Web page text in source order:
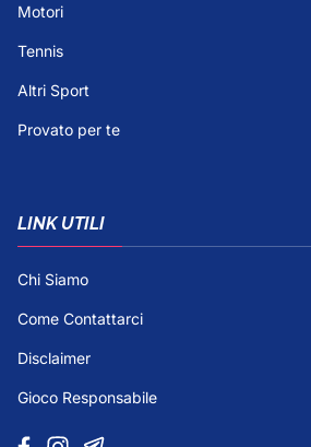
Motori
Tennis
Altri Sport
Provato per te
LINK UTILI
Chi Siamo
Come Contattarci
Disclaimer
Gioco Responsabile